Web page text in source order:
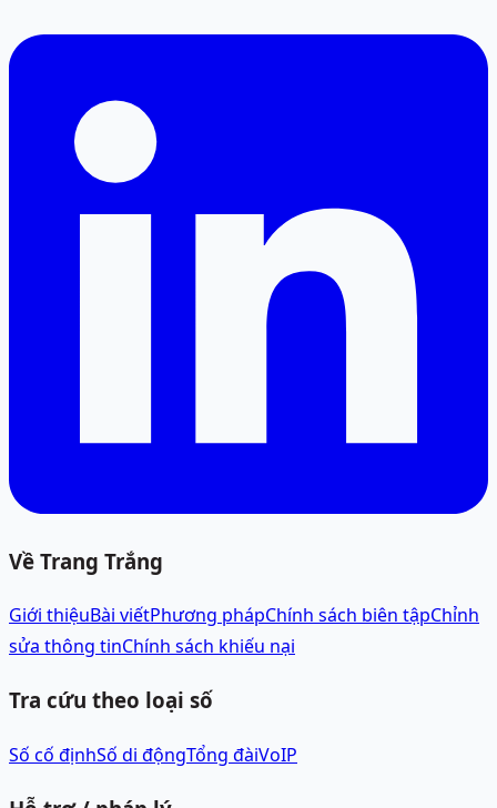
Về Trang Trắng
Giới thiệuBài viếtPhương phápChính sách biên tậpChỉnh
sửa thông tinChính sách khiếu nại
Tra cứu theo loại số
Số cố địnhSố di độngTổng đàiVoIP